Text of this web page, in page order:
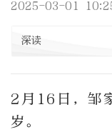
2025-03-01
深读
2月16日，邹
岁。